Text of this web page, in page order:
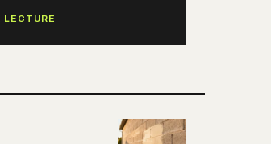
LECTURE